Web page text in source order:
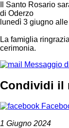
Il Santo Rosario
di Oderzo
lunedì 3 giugno
La famiglia
cerimonia.
Messaggio
Condividi il
1 Giugno 2024